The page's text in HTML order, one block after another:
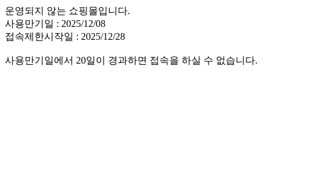
운영되지 않는 쇼핑몰입니다.
사용만기일 : 2025/12/08
접속제한시작일 : 2025/12/28
사용만기일에서 20일이 경과하면 접속을 하실 수 없습니다.